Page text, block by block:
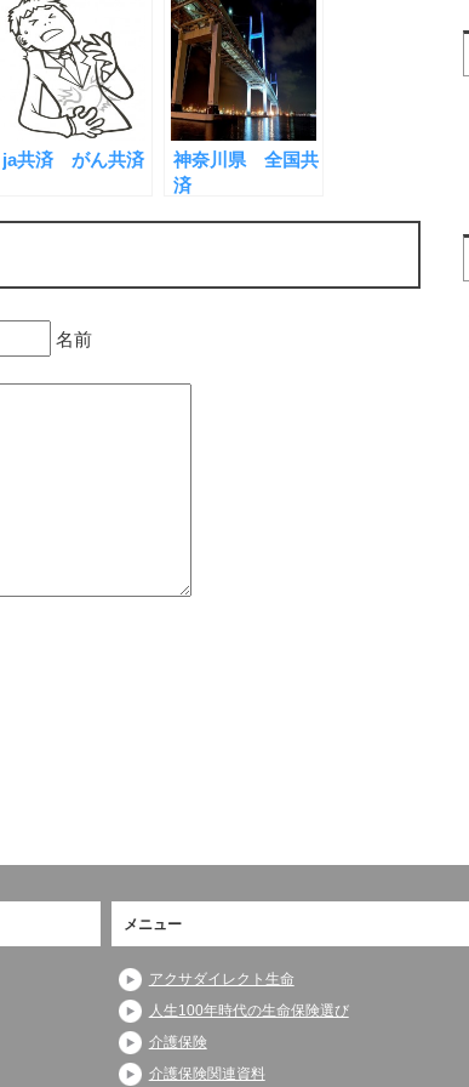
ja共済 がん共済
神奈川県 全国共
済
名前
メニュー
アクサダイレクト生命
人生100年時代の生命保険選び
介護保険
介護保険関連資料